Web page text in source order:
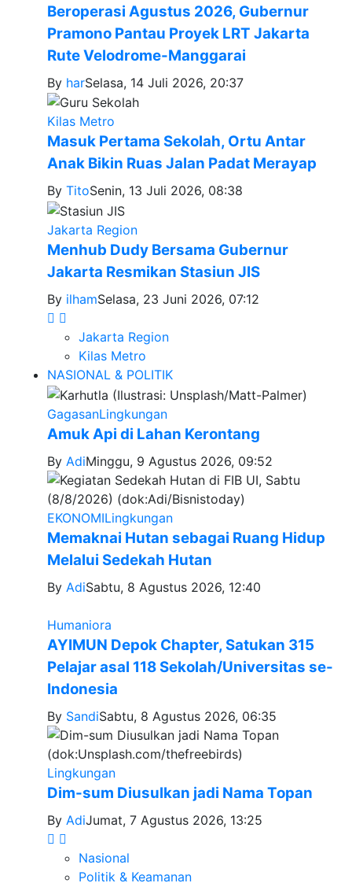
Beroperasi Agustus 2026, Gubernur
Pramono Pantau Proyek LRT Jakarta
Rute Velodrome-Manggarai
By harSelasa, 14 Juli 2026, 20:37
Kilas Metro
Masuk Pertama Sekolah, Ortu Antar
Anak Bikin Ruas Jalan Padat Merayap
By TitoSenin, 13 Juli 2026, 08:38
Jakarta Region
Menhub Dudy Bersama Gubernur
Jakarta Resmikan Stasiun JIS
By ilhamSelasa, 23 Juni 2026, 07:12
Jakarta Region
Kilas Metro
NASIONAL & POLITIK
GagasanLingkungan
Amuk Api di Lahan Kerontang
By AdiMinggu, 9 Agustus 2026, 09:52
EKONOMILingkungan
Memaknai Hutan sebagai Ruang Hidup
Melalui Sedekah Hutan
By AdiSabtu, 8 Agustus 2026, 12:40
Humaniora
AYIMUN Depok Chapter, Satukan 315
Pelajar asal 118 Sekolah/Universitas se-
Indonesia
By SandiSabtu, 8 Agustus 2026, 06:35
Lingkungan
Dim-sum Diusulkan jadi Nama Topan
By AdiJumat, 7 Agustus 2026, 13:25
Nasional
Politik & Keamanan